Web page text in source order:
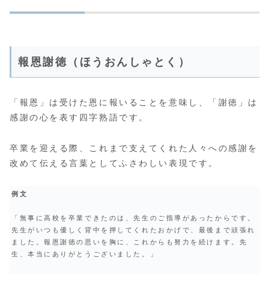
報恩謝徳（ほうおんしゃとく）
「報恩」は受けた恩に報いることを意味し、「謝徳」は
感謝の心を表す四字熟語です。
卒業を迎える際、これまで支えてくれた人々への感謝を
改めて伝える言葉としてふさわしい表現です。
例文
「無事に高校を卒業できたのは、先生のご指導があったからです。
先生がいつも優しく背中を押してくれたおかげで、最後まで頑張れ
ました。報恩謝徳の思いを胸に、これからも努力を続けます。先
生、本当にありがとうございました。」